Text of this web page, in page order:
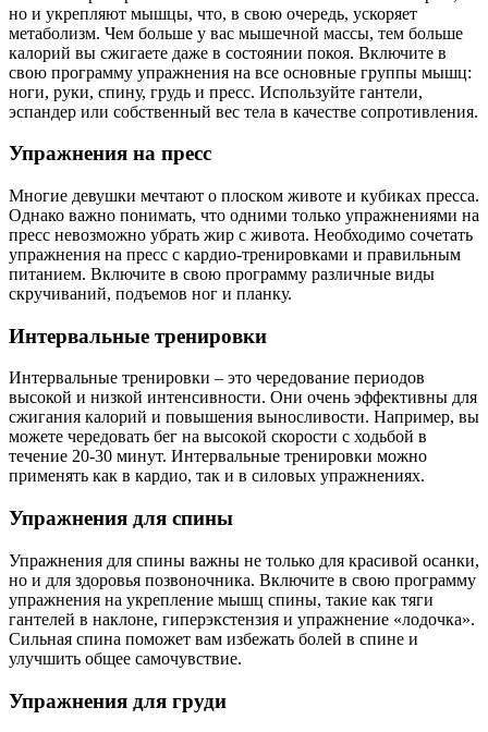
но и укрепляют мышцы, что, в свою очередь, ускоряет
метаболизм. Чем больше у вас мышечной массы, тем больше
калорий вы сжигаете даже в состоянии покоя. Включите в
свою программу упражнения на все основные группы мышц:
ноги, руки, спину, грудь и пресс. Используйте гантели,
эспандер или собственный вес тела в качестве сопротивления.
Упражнения на пресс
Многие девушки мечтают о плоском животе и кубиках пресса.
Однако важно понимать, что одними только упражнениями на
пресс невозможно убрать жир с живота. Необходимо сочетать
упражнения на пресс с кардио-тренировками и правильным
питанием. Включите в свою программу различные виды
скручиваний, подъемов ног и планку.
Интервальные тренировки
Интервальные тренировки – это чередование периодов
высокой и низкой интенсивности. Они очень эффективны для
сжигания калорий и повышения выносливости. Например, вы
можете чередовать бег на высокой скорости с ходьбой в
течение 20-30 минут. Интервальные тренировки можно
применять как в кардио, так и в силовых упражнениях.
Упражнения для спины
Упражнения для спины важны не только для красивой осанки,
но и для здоровья позвоночника. Включите в свою программу
упражнения на укрепление мышц спины, такие как тяги
гантелей в наклоне, гиперэкстензия и упражнение «лодочка».
Сильная спина поможет вам избежать болей в спине и
улучшить общее самочувствие.
Упражнения для груди